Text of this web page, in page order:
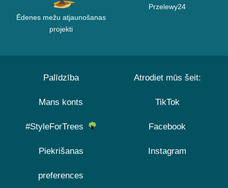
Ēdenes mežu atjaunošanas
projekti
Przelewy24
Palīdzība
Mans konts
#StyleForTrees
Piekrišanas
preferences
Atrodiet mūs šeit:
TikTok
Facebook
Instagram